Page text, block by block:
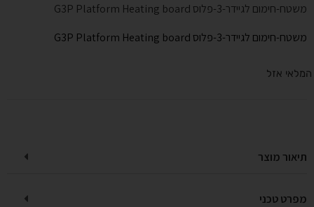
משטח-חימום לגיידר-3-פלוס G3P Platform Heating board
משטח-חימום לגיידר-3-פלוס G3P Platform Heating board
המלאי אזל
תיאור מוצר
מפרט טכני